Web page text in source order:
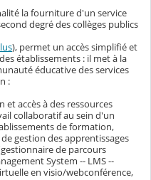
la fourniture d'un service
degré des collèges publics
), permet un accès simplifié et
établissements : il met à la
éducative des services
:
et accès à des ressources
collaboratif au sein d'un
de formation,
gestion des apprentissages
de parcours
System -- LMS --
en visio/webconférence,